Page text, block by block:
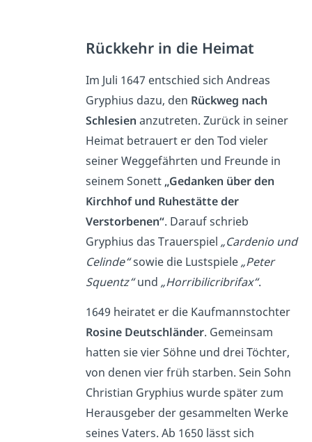
Rückkehr in die Heimat
Im Juli 1647 entschied sich Andreas
Gryphius dazu, den Rückweg nach
Schlesien anzutreten. Zurück in seiner
Heimat betrauert er den Tod vieler
seiner Weggefährten und Freunde in
seinem Sonett „Gedanken über den
Kirchhof und Ruhestätte der
Verstorbenen“. Darauf schrieb
Gryphius das Trauerspiel„Cardenio und
Celinde“sowie die Lustspiele„Peter
Squentz“und„Horribilicribrifax“.
1649 heiratet er die Kaufmannstochter
Rosine Deutschländer. Gemeinsam
hatten sie vier Söhne und drei Töchter,
von denen vier früh starben. Sein Sohn
Christian Gryphius wurde später zum
Herausgeber der gesammelten Werke
seines Vaters. Ab 1650 lässt sich